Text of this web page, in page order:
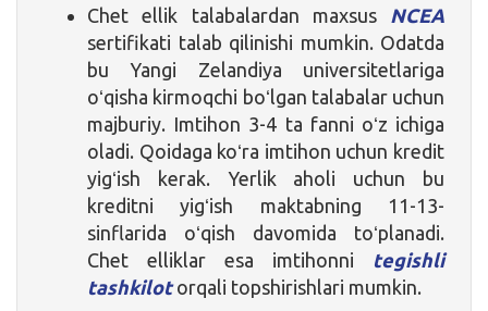
Chet ellik talabalardan maxsus NCEA
sertifikati talab qilinishi mumkin. Odatda
bu Yangi Zelandiya universitetlariga
oʻqisha kirmoqchi boʻlgan talabalar uchun
majburiy. Imtihon 3-4 ta fanni oʻz ichiga
oladi. Qoidaga koʻra imtihon uchun kredit
yigʻish kerak. Yerlik aholi uchun bu
kreditni yigʻish maktabning 11-13-
sinflarida oʻqish davomida toʻplanadi.
Chet elliklar esa imtihonni tegishli
tashkilotorqali topshirishlari mumkin.